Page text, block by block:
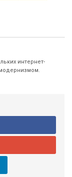
интернет-